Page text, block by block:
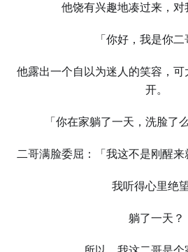
他饶有兴趣地凑过来，对
「你好，我是你二
他露出一个自以为迷人的笑容，
开。
「你在家躺了一天，洗脸了
二哥满脸委屈：「我这不是刚醒来
我听得心里绝望
躺了一天？